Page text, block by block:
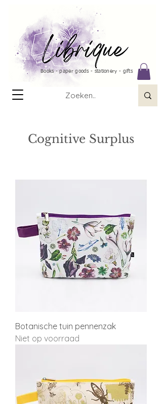
Books - paper goods - stationery - gifts
Cognitive Surplus
Botanische tuin pennenzak
Niet op voorraad